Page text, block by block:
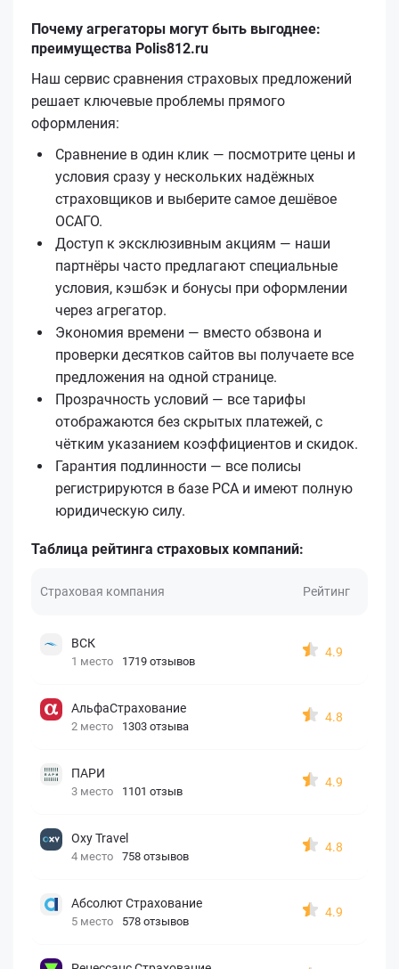
Почему агрегаторы могут быть выгоднее:
преимущества Polis812.ru
Наш сервис сравнения страховых предложений
решает ключевые проблемы прямого
оформления:
Сравнение в один клик — посмотрите цены и
условия сразу у нескольких надёжных
страховщиков и выберите самое дешёвое
ОСАГО.
Доступ к эксклюзивным акциям — наши
партнёры часто предлагают специальные
условия, кэшбэк и бонусы при оформлении
через агрегатор.
Экономия времени — вместо обзвона и
проверки десятков сайтов вы получаете все
предложения на одной странице.
Прозрачность условий — все тарифы
отображаются без скрытых платежей, с
чётким указанием коэффициентов и скидок.
Гарантия подлинности — все полисы
регистрируются в базе РСА и имеют полную
юридическую силу.
Таблица рейтинга страховых компаний:
Страховая компания Рейтинг
ВСК
1 место 1719 отзывов
4.9
АльфаСтрахование
2 место 1303 отзыва
4.8
ПАРИ
3 место 1101 отзыв
4.9
Oxy Travel
4 место 758 отзывов
4.8
Абсолют Страхование
5 место 578 отзывов
4.9